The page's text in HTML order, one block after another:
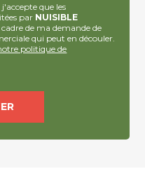
que les
par NUISIBLE
cadre de ma demande de
qui peut en découler.
politique de